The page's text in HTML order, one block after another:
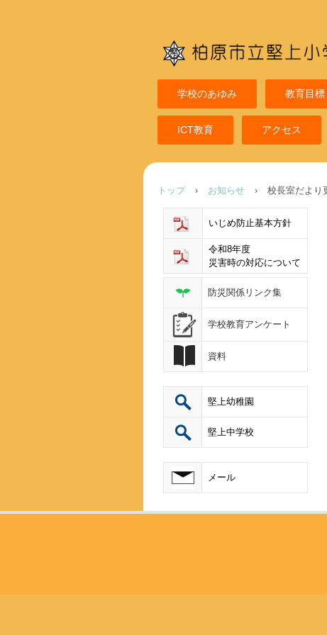
学校のあゆみ 教育目標
ICT教育 アクセス
トップ › お知らせ › 校長室だより
いじめ防止基本方針
令和8年度
災害時の対応について
防災関係リンク集
学校教育アンケート
資料
堅上幼稚園
堅上中学校
メール